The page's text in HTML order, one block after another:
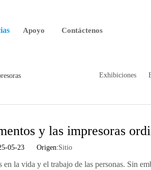
Apoyo Contáctenos
Exhibiciones
y las impresoras
05-23 Origen:Sitio
la vida y el trabajo de las personas. Sin